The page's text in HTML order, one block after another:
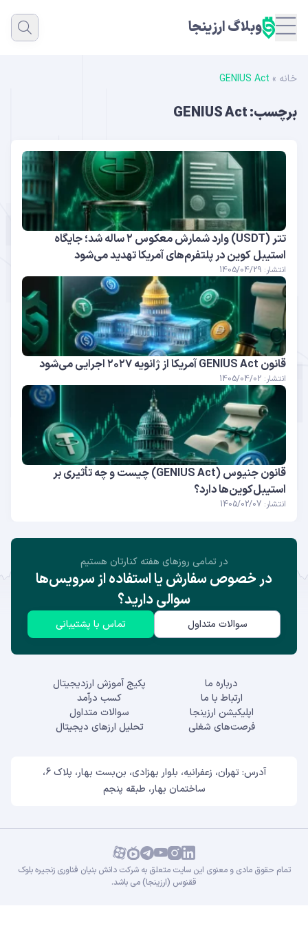
وبلاگ ارزینجا
خانه »
GENIUS Act
برچسب:GENIUS Act
تتر (USDT) وارد شمارش معکوس ۲ ساله شد؛ جایگاه
استیبل کوین در پلتفرم‌های آمریکا تهدید می‌شود
انتشار: 1405/04/29
قانون GENIUS Act آمریکا از ژانویه ۲۰۲۷ اجرایی می‌شود
انتشار: 1405/04/02
قانون جنیوس (GENIUS Act) چیست و چه تأثیری بر
استیبل‌کوین‌ها دارد؟
انتشار: 1405/02/07
در تمامی روز‌های هفته کنارتان هستیم
در خصوص سفارش یا استفاده از سرویس‌ها
سوالی دارید؟
سوالات متداول تماس با پشتیبانی
درباره ما
ارتباط با ما
اپلیکیشن ارزینجا
فرصت‌های شغلی
پکیج آموزش ارزدیجیتال
کسب درآمد
سوالات متداول
تحلیل ارزهای دیجیتال
آدرس: تهران، زعفرانیه، بلوار بهزادی، بن‌بست بهار، پلاک 6،
ساختمان بهار، طبقه پنجم
تمام حقوق مادی و معنوی این سایت متعلق به شرکت دانش بنیان فناوری زنجیره بلوک
ققنوس (ارزینجا) می باشد.